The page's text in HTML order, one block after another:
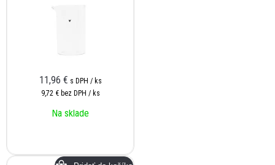
11,96 € s DPH / ks
9,72 € bez DPH / ks
Na sklade